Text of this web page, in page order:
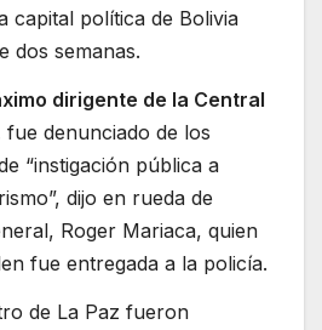
capital política de Bolivia
dos semanas.
dirigente de la Central
fue denunciado de los
“instigación pública a
dijo en rueda de
Roger Mariaca, quien
fue entregada a la policía.
de La Paz fueron